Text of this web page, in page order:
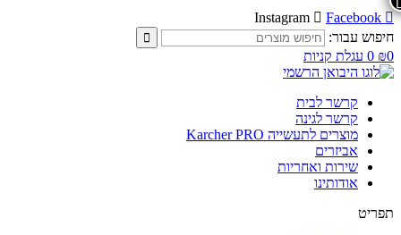
Instagram
Facebook
חיפוש עבור:
₪0
0 עגלת קניות
קרשר לבית
קרשר לגינה
מוצרים לתעשייה Karcher PRO
אביזרים
שירות ואחריות
אודותינו
תפריט